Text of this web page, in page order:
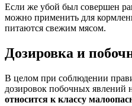
Если же убой был совершен
можно применить для
питаются свежим мясом.
Дозировка и
В целом при соблюдении
дозировок побочных явлений
относится к классу